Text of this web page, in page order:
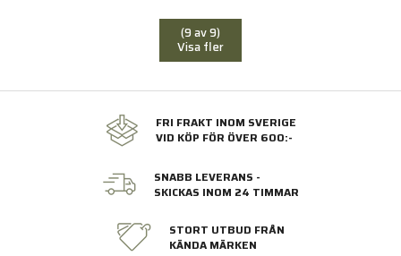
(9 av 9)
Visa fler
FRI FRAKT INOM SVERIGE
VID KÖP FÖR ÖVER 600:-
SNABB LEVERANS -
SKICKAS INOM 24 TIMMAR
STORT UTBUD FRÅN
KÄNDA MÄRKEN